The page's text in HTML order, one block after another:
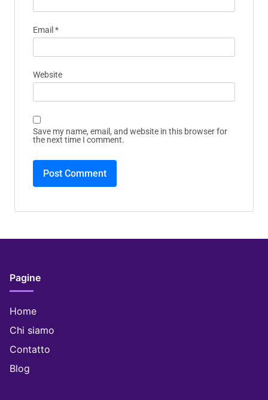
Email *
Website
Save my name, email, and website in this browser for
the next time I comment.
Pagine
Home
Chi siamo
Contatto
Blog